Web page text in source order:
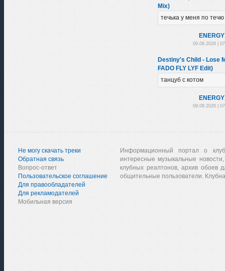
Mix)
течька у меня по течю
09.08.2026 |
Destiny's Child - Lose
FADO FLY LYF Edit)
танцуб с котом
09.08.2026 |
Не могу скачать треки
Обратная связь
Вопрос-ответ
Пользовательское соглашение
Для правообладателей
Для рекламодателей
Мобильная версия
Информационный портал о
интересные музыкальные
клубных реалтонов, архив обоев
общительные пользователи.